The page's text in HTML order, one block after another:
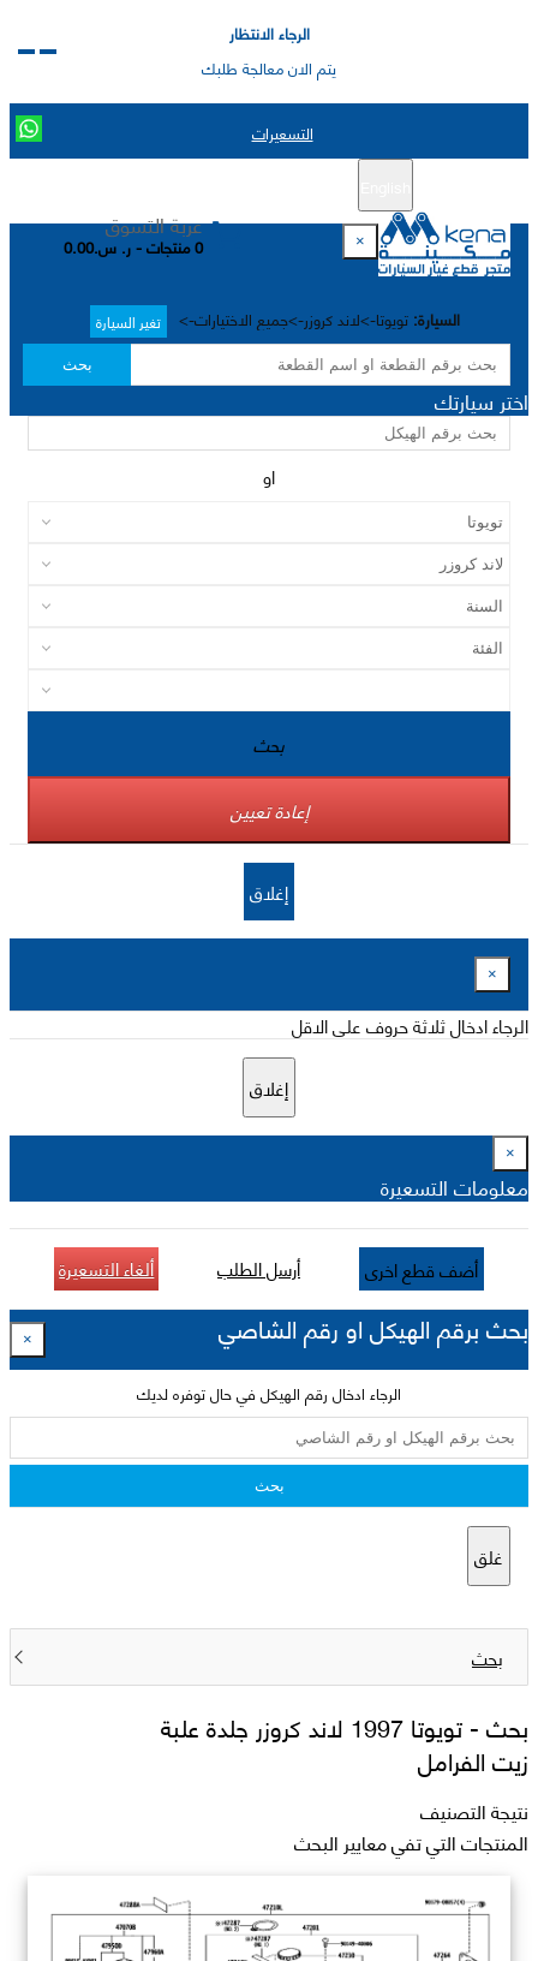
الرجاء الانتظار
يتم الان معالجة طلبك
التسعيرات
عربة التسوق
0 منتجات - ر. س.0.00
السيارة: تويوتا->لاند كروزر->جميع الاختيارات-> تغير السيارة
بحث
×
اختر سيارتك
او
بحث
إعادة تعيين
إغلاق
×
الرجاء ادخال ثلاثة حروف على الاقل
إغلاق
×
معلومات التسعيرة
أضف قطع اخرى أرسل الطلب ألغاء التسعيرة
بحث برقم الهيكل او رقم الشاصي ×
الرجاء ادخال رقم الهيكل في حال توفره لديك
بحث
غلق
بحث
بحث - تويوتا 1997 لاند كروزر جلدة علبة
زيت الفرامل
نتيجة التصنيف
المنتجات التي تفي معايير البحث